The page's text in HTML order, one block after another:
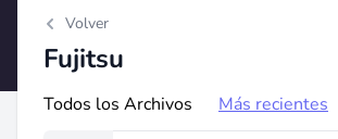
Volver
Fujitsu
Todos los Archivos Más recientes